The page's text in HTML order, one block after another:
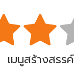
เมนูสร้างสรรค์